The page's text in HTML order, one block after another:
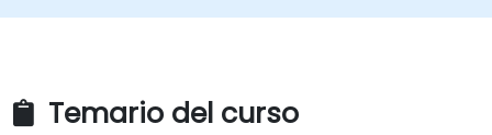
Temario del curso